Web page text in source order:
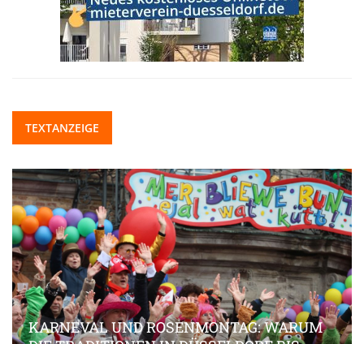
TEXTANZEIGE
KARNEVAL UND ROSENMONTAG: WARUM